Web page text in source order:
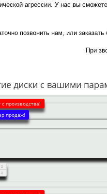
агрессии. У нас вы
позвонить нам, или
При
диски с вашими
с производства!
продаж!